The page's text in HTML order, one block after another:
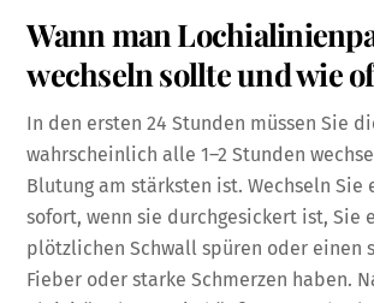
Wann man
wechseln sollte und wie
In den ersten 24 Stunden müssen Sie
wahrscheinlich alle 1–2 Stunden
Blutung am stärksten ist. Wechseln Sie
sofort, wenn sie durchgesickert ist, Sie
plötzlichen Schwall spüren oder einen
Fieber oder starke Schmerzen haben.